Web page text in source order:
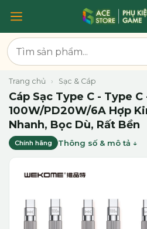
Trang chủ › Sạc & Cáp
Cáp Sạc Type C - Type
100W/PD20W/6A Hợp
Nhanh, Bọc Dù, Rất Bền
Chính hãng Thông số & mô tả